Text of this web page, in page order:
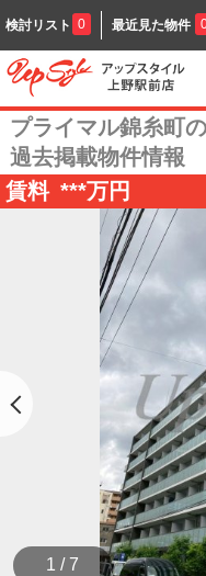
検討リスト 0 最近見た物件
プライマル錦糸町
過去掲載物件情報
賃料 ***万円
1 / 7